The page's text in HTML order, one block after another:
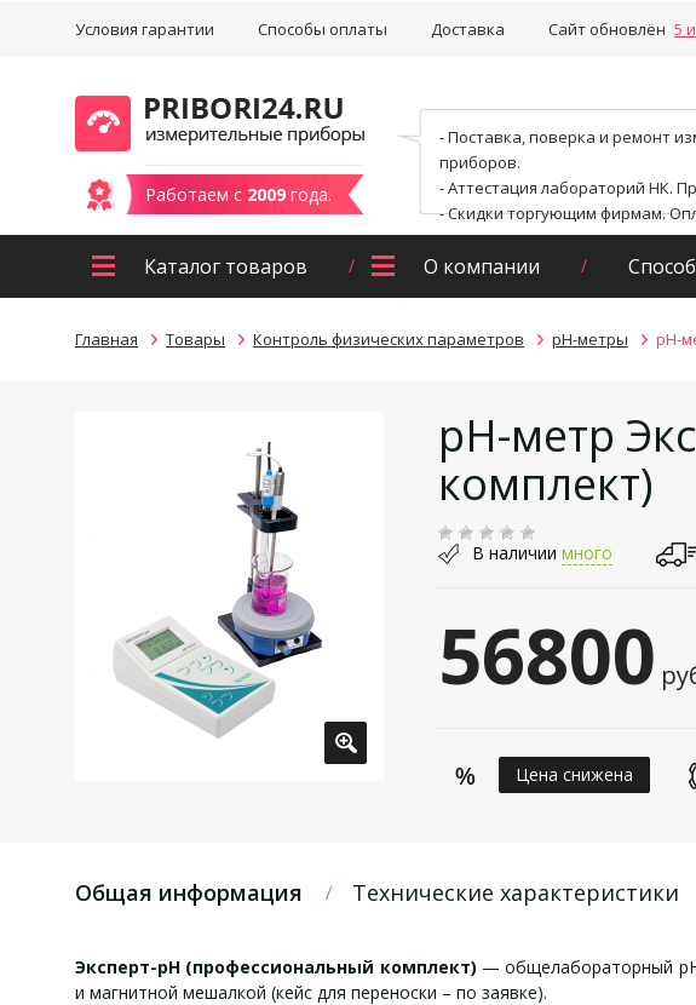
Условия гарантии Способы оплаты Доставка Сайт обновлён 5
Работаем с 2009 года.
- Поставка, поверка и ремонт
приборов.
- Аттестация лабораторий НК.
- Скидки торгующим фирмам.
Каталог товаров О компании
Главная Товары Контроль физических параметров pH-метры pH-
pH-метр
комплект)
В наличии много
56800
Цена снижена
Общая информация Технические характеристики
Эксперт-pH (профессиональный комплект) — общелабораторный
и магнитной мешалкой (кейс для переноски – по заявке).